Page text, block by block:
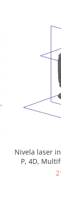
Nivela laser
P, 4D,